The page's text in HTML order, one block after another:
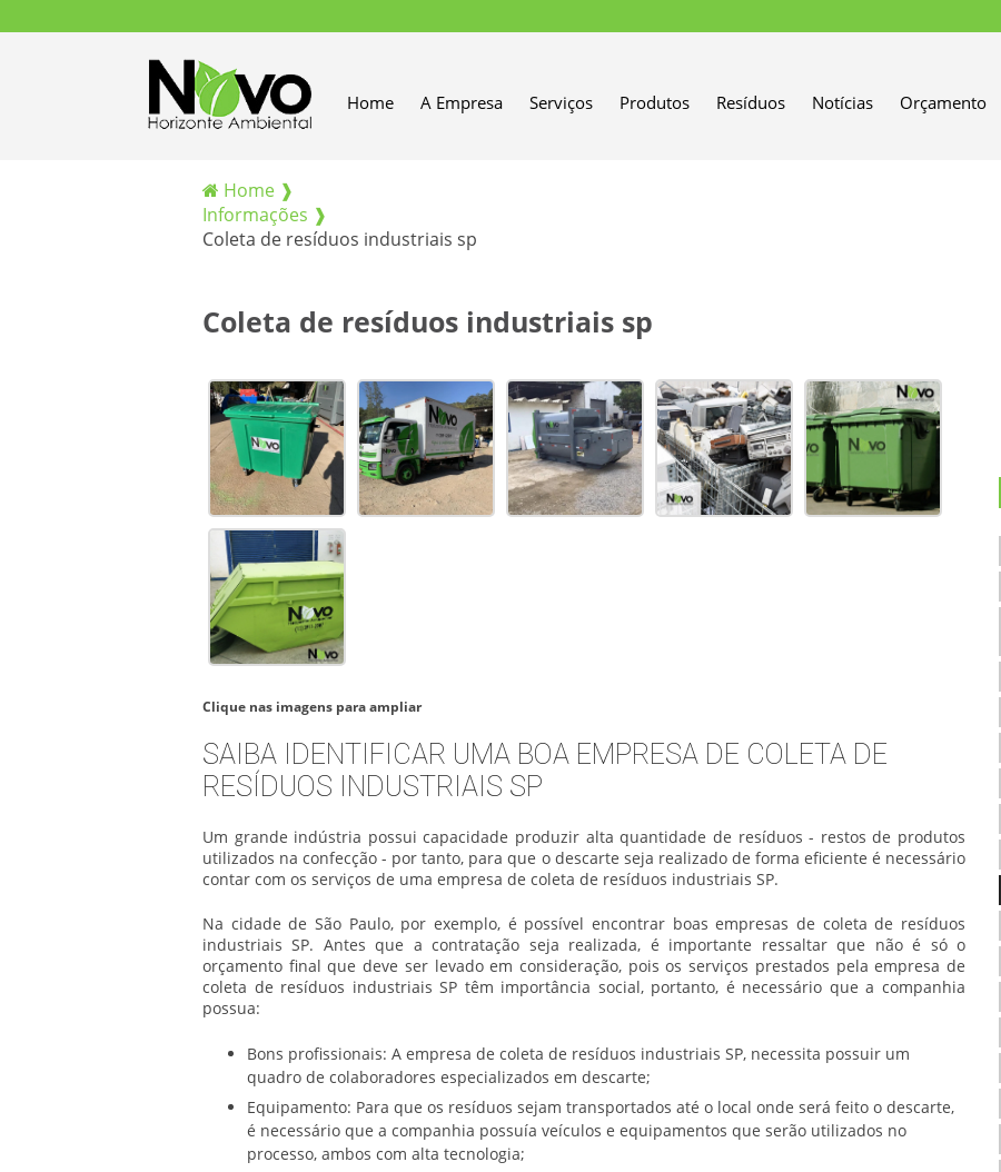
Home A Empresa Serviços Produtos Resíduos Notícias Orçamento
Home ❱
Informações ❱
Coleta de resíduos industriais sp
Coleta de resíduos industriais sp
Clique nas imagens para ampliar
SAIBA IDENTIFICAR UMA BOA EMPRESA DE COLETA DE
RESÍDUOS INDUSTRIAIS SP
Um grande indústria possui capacidade produzir alta quantidade de resíduos - restos de produtos
utilizados na confecção - por tanto, para que o descarte seja realizado de forma eficiente é necessário
contar com os serviços de uma empresa de coleta de resíduos industriais SP.
Na cidade de São Paulo, por exemplo, é possível encontrar boas empresas de coleta de resíduos
industriais SP. Antes que a contratação seja realizada, é importante ressaltar que não é só o
orçamento final que deve ser levado em consideração, pois os serviços prestados pela empresa de
coleta de resíduos industriais SP têm importância social, portanto, é necessário que a companhia
possua:
Bons profissionais: A empresa de coleta de resíduos industriais SP, necessita possuir um
quadro de colaboradores especializados em descarte;
Equipamento: Para que os resíduos sejam transportados até o local onde será feito o descarte,
é necessário que a companhia possuía veículos e equipamentos que serão utilizados no
processo, ambos com alta tecnologia;